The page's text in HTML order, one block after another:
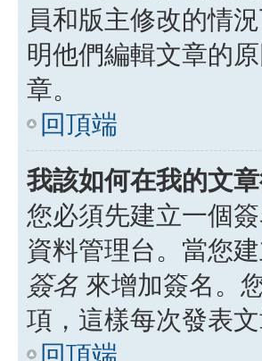
員和版主修改的情
明他們編輯文章的
章。
回頂端
我該如何在我的文
您必須先建立一個
資料管理台。當您
簽名 來增加簽名。
項，這樣每次發表
回頂端